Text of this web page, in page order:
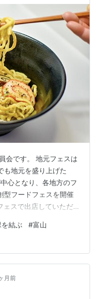
会です。 地元フェスは
も地元を盛り上げた
心となり、各地方のフ
型フードフェスを開催
ェスで出店していただ
ちゃ富山」前回に続い
は、第2回地元フェス
は、富山の味を多くの
でした。今回の出店に
んは、富山といえば何
自…
を結ぶ #富山
月前